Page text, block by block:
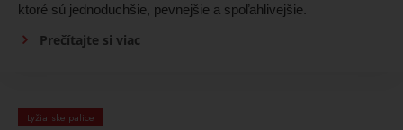
ktoré sú jednoduchšie, pevnejšie a spoľahlivejšie.
Prečítajte si viac
Lyžiarske palice